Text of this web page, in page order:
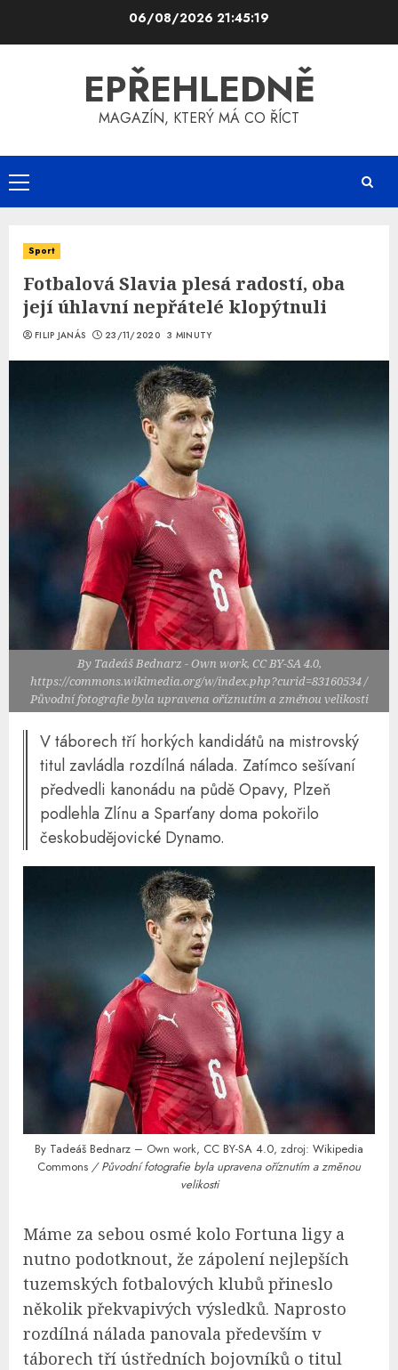
06/08/2026 21:45:19
EPŘEHLEDNĚ
MAGAZÍN, KTERÝ MÁ CO ŘÍCT
Primary
Menu
Sport
Fotbalová Slavia plesá radostí, oba
její úhlavní nepřátelé klopýtnuli
FILIP JANÁS 23/11/2020 3 MINUTY
By Tadeáš Bednarz - Own work, CC BY-SA 4.0,
https://commons.wikimedia.org/w/index.php?curid=83160534 /
Původní fotografie byla upravena oříznutím a změnou velikosti
V táborech tří horkých kandidátů na mistrovský
titul zavládla rozdílná nálada. Zatímco sešívaní
předvedli kanonádu na půdě Opavy, Plzeň
podlehla Zlínu a Sparťany doma pokořilo
českobudějovické Dynamo.
By Tadeáš Bednarz – Own work, CC BY-SA 4.0, zdroj: Wikipedia
Commons / Původní fotografie byla upravena oříznutím a změnou
velikosti
Máme za sebou osmé kolo Fortuna ligy a
nutno podotknout, že zápolení nejlepších
tuzemských fotbalových klubů přineslo
několik překvapivých výsledků. Naprosto
rozdílná nálada panovala především v
táborech tří ústředních bojovníků o titul